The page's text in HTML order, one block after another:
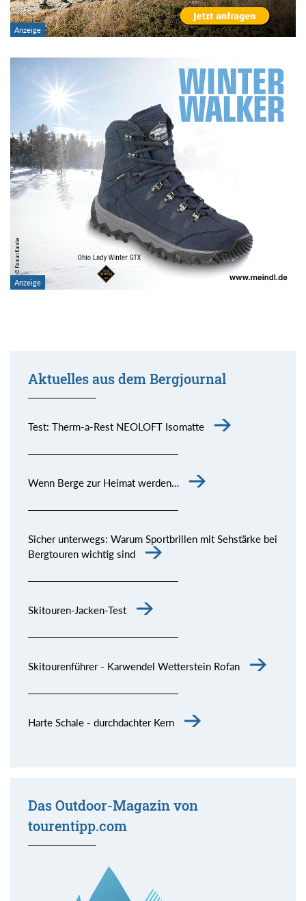
Aktuelles aus dem Bergjournal
Test: Therm-a-Rest NEOLOFT Isomatte
Wenn Berge zur Heimat werden…
Sicher unterwegs: Warum Sportbrillen mit Sehstärke bei
Bergtouren wichtig sind
Skitouren-Jacken-Test
Skitourenführer - Karwendel Wetterstein Rofan
Harte Schale - durchdachter Kern
Das Outdoor-Magazin von
tourentipp.com